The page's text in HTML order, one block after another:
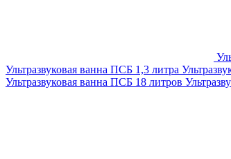
Ультразвуковая ванна ПСБ 1,3 литра
Ультразвуковая ванна ПСБ 18 литров